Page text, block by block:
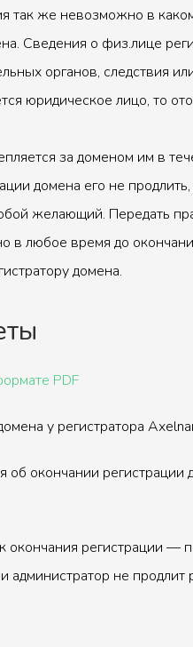
так же невозможно в
Сведения о физ.лице
органов, следствия
юридическое лицо, то
за доменом им в
домена его не
желающий. Передать
любое время до
домена.
PDF
у регистратора
об окончании
регистрации —
администратор не